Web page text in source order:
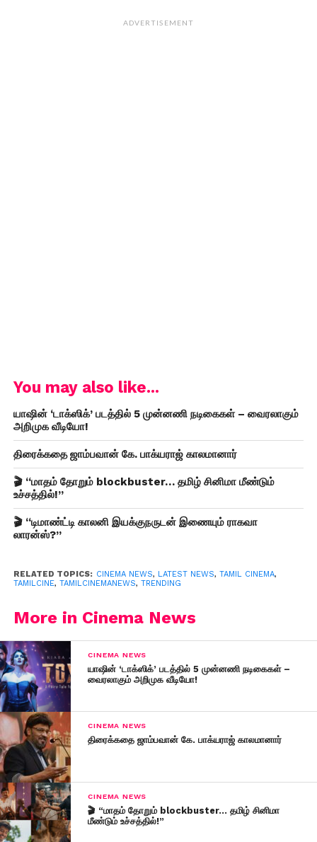
ADVERTISEMENT
You may also like...
யாஷின் ‘டாக்ஸிக்’ படத்தில் 5 முன்னணி நடிகைகள் – வைரலாகும்
அறிமுக வீடியோ!
திரைக்கதை ஜாம்பவான் கே. பாக்யராஜ் காலமானார்
🎬 “மாதம் தோறும் blockbuster… தமிழ் சினிமா மீண்டும்
உச்சத்தில்!”
🎬 “டிமாண்ட்டி காலனி இயக்குநருடன் இணையும் ராகவா
லாரன்ஸ்?”
RELATED TOPICS: CINEMA NEWS, LATEST NEWS, TAMIL CINEMA,
TAMILCINE, TAMILCINEMANEWS, TRENDING
More in Cinema News
CINEMA NEWS
யாஷின் ‘டாக்ஸிக்’ படத்தில் 5 முன்னணி நடிகைகள் –
வைரலாகும் அறிமுக வீடியோ!
CINEMA NEWS
திரைக்கதை ஜாம்பவான் கே. பாக்யராஜ் காலமானார்
CINEMA NEWS
🎬 “மாதம் தோறும் blockbuster… தமிழ் சினிமா
மீண்டும் உச்சத்தில்!”